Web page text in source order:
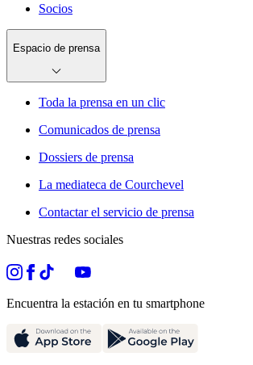
Socios
Espacio de prensa
Toda la prensa en un clic
Comunicados de prensa
Dossiers de prensa
La mediateca de Courchevel
Contactar el servicio de prensa
Nuestras redes sociales
Encuentra la estación en tu smartphone